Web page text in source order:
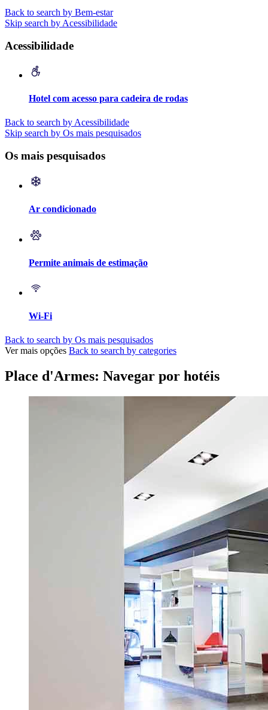
Back to search by Bem-estar
Skip search by Acessibilidade
Acessibilidade
Hotel com acesso para cadeira de rodas
Back to search by Acessibilidade
Skip search by Os mais pesquisados
Os mais pesquisados
Ar condicionado
Permite animais de estimação
Wi-Fi
Back to search by Os mais pesquisados
Ver mais opções Back to search by categories
Place d'Armes: Navegar por hotéis